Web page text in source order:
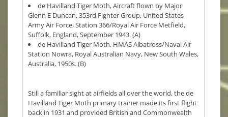
de Havilland Tiger Moth, Aircraft flown by Major
Glenn E Duncan, 353rd Fighter Group, United States
Army Air Force, Station 366/Royal Air Force Metfield,
Suffolk, England, September 1943. (A)
de Havilland Tiger Moth, HMAS Albatross/Naval Air
Station Nowra, Royal Australian Navy, New South Wales,
Australia, 1950s. (B)
Still a familiar sight at airfields all over the world, the de
Havilland Tiger Moth primary trainer made its first flight
back in 1931 and provided British and Commonwealth